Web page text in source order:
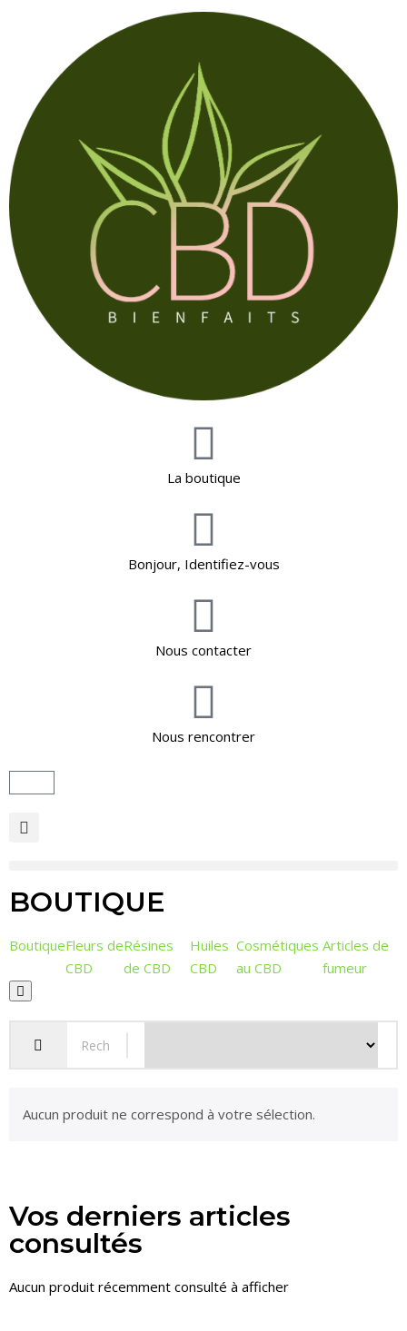
La boutique
Bonjour, Identifiez-vous
Nous contacter
Nous rencontrer
BOUTIQUE
BoutiqueFleurs de
CBD
Résines
de CBD
Huiles
CBD
Cosmétiques
au CBD
Articles de
fumeur
Hamburger
Toggle
Menu
Aucun produit ne correspond à votre sélection.
Vos derniers articles
consultés
Aucun produit récemment consulté à afficher